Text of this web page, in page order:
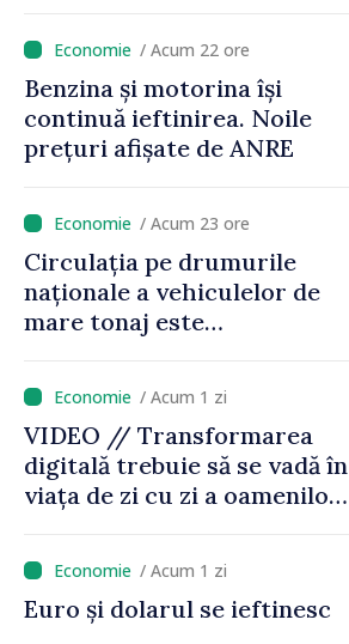
/ Acum 22 ore
Benzina și motorina își
continuă ieftinirea. Noile
prețuri afișate de ANRE
/ Acum 23 ore
Circulația pe drumurile
naționale a vehiculelor de
mare tonaj este
caniculă
/ Acum 1 zi
VIDEO // Transformarea
digitală trebuie să se vadă în
viața de zi cu zi a oamenilor
funcționează economia:
premierul Vasile Tofan, în
vizită la AGE
/ Acum 1 zi
Euro și dolarul se ieftinesc